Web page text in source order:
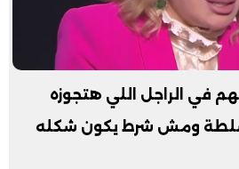
في الراجل اللي هتجوزه
ومش شرط يكون شكله